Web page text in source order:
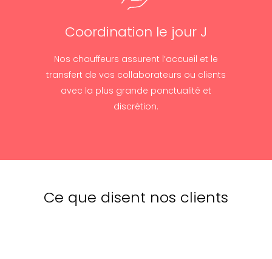
Coordination le jour J
Nos chauffeurs assurent l’accueil et le
transfert de vos collaborateurs ou clients
avec la plus grande ponctualité et
discrétion.
Ce que disent nos clients